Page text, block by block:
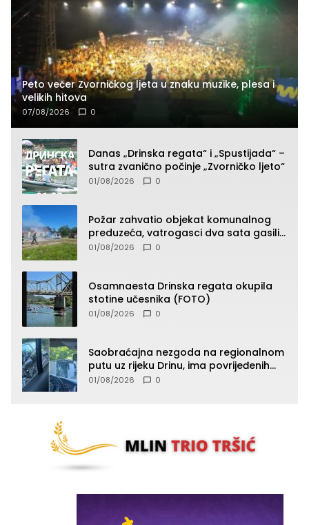
Peto večer Zvorničkog ljeta u znaku muzike, plesa i
velikih hitova
07/08/2026 0
Danas „Drinska regata“ i „Spustijada“ –
sutra zvanično počinje „Zvorničko ljeto“
01/08/2026 0
Požar zahvatio objekat komunalnog
preduzeća, vatrogasci dva sata gasili
vatru (FOTO)
01/08/2026 0
Osamnaesta Drinska regata okupila
stotine učesnika (FOTO)
01/08/2026 0
Saobraćajna nezgoda na regionalnom
putu uz rijeku Drinu, ima povrijeđenih
lica (FOTO)
01/08/2026 0